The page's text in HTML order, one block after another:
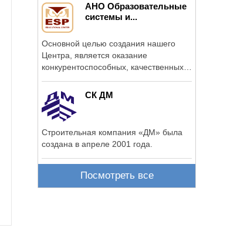
АНО Образовательные
системы и...
Основной целью создания нашего
Центра, является оказание
конкурентоспособных, качественных
СК ДМ
Строительная компания «ДМ» была
создана в апреле 2001 года.
Посмотреть все